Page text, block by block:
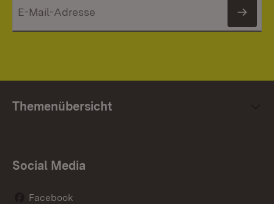
Themenübersicht
Social Media
Facebook